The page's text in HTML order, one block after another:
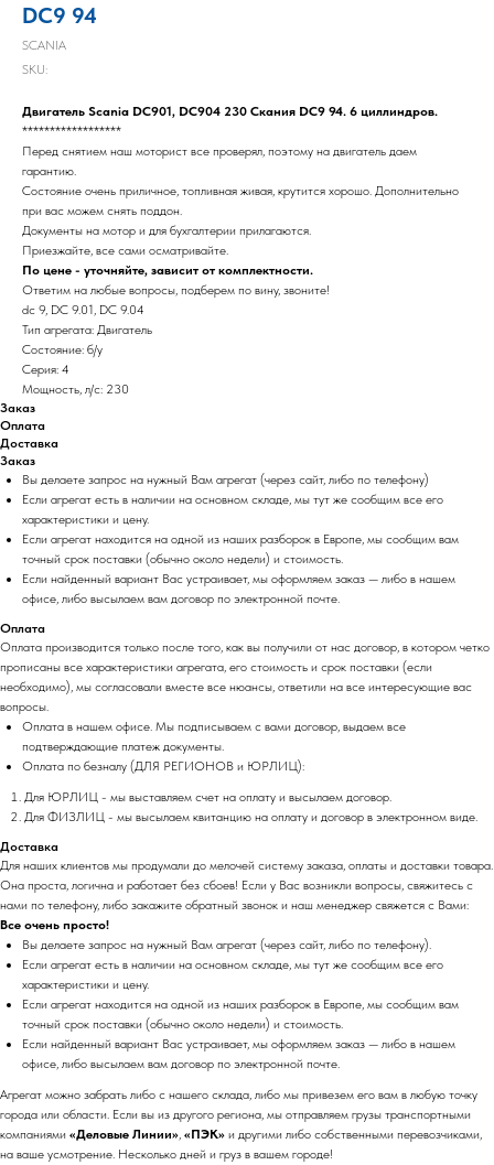
DC9 94
SCANIA
SKU:
Двигатель Scania DС901, DС904 230 Скания DC9 94. 6 циллиндров.
******************
Перед снятием наш моторист все проверял, поэтому на двигатель даем
гарантию.
Состояние очень приличное, топливная живая, крутится хорошо. Дополнительно
при вас можем снять поддон.
Документы на мотор и для бухгалтерии прилагаются.
Приезжайте, все сами осматривайте.
По цене - уточняйте, зависит от комплектности.
Ответим на любые вопросы, подберем по вину, звоните!
dc 9, DC 9.01, DC 9.04
Тип агрегата: Двигатель
Состояние: б/у
Серия: 4
Мощность, л/с: 230
Заказ
Оплата
Доставка
Заказ
Вы делаете запрос на нужный Вам агрегат (через сайт, либо по телефону)
Если агрегат есть в наличии на основном складе, мы тут же сообщим все его
характеристики и цену.
Если агрегат находится на одной из наших разборок в Европе, мы сообщим вам
точный срок поставки (обычно около недели) и стоимость.
Если найденный вариант Вас устраивает, мы оформляем заказ — либо в нашем
офисе, либо высылаем вам договор по электронной почте.
Оплата
Оплата производится только после того, как вы получили от нас договор, в котором четко
прописаны все характеристики агрегата, его стоимость и срок поставки (если
необходимо), мы согласовали вместе все нюансы, ответили на все интересующие вас
вопросы.
Оплата в нашем офисе. Мы подписываем с вами договор, выдаем все
подтверждающие платеж документы.
Оплата по безналу (ДЛЯ РЕГИОНОВ и ЮРЛИЦ):
Для ЮРЛИЦ - мы выставляем счет на оплату и высылаем договор.
Для ФИЗЛИЦ - мы высылаем квитанцию на оплату и договор в электронном виде.
Доставка
Для наших клиентов мы продумали до мелочей систему заказа, оплаты и доставки товара.
Она проста, логична и работает без сбоев! Если у Вас возникли вопросы, свяжитесь с
нами по телефону, либо закажите обратный звонок и наш менеджер свяжется с Вами:
Все очень просто!
Вы делаете запрос на нужный Вам агрегат (через сайт, либо по телефону).
Если агрегат есть в наличии на основном складе, мы тут же сообщим все его
характеристики и цену.
Если агрегат находится на одной из наших разборок в Европе, мы сообщим вам
точный срок поставки (обычно около недели) и стоимость.
Если найденный вариант Вас устраивает, мы оформляем заказ — либо в нашем
офисе, либо высылаем вам договор по электронной почте.
Агрегат можно забрать либо с нашего склада, либо мы привезем его вам в любую точку
города или области. Если вы из другого региона, мы отправляем грузы транспортными
компаниями «Деловые Линии», «ПЭК» и другими либо собственными перевозчиками,
на ваше усмотрение. Несколько дней и груз в вашем городе!